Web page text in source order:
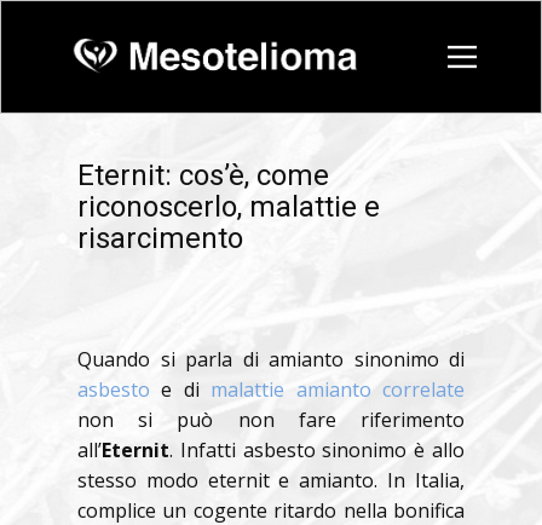
Eternit: cos’è, come
riconoscerlo, malattie e
risarcimento
Quando si parla di amianto sinonimo di
asbesto e di malattie amianto correlate
non si può non fare riferimento
all’Eternit. Infatti asbesto sinonimo è allo
stesso modo eternit e amianto. In Italia,
complice un cogente ritardo nella bonifica